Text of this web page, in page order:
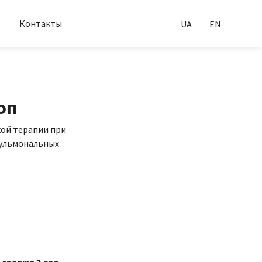
Контакты UA EN
терапии при